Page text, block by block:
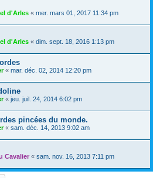
d'Arles « mer. mars 01, 2017 11:34 pm
d'Arles « dim. sept. 18, 2016 1:13 pm
« mar. déc. 02, 2014 12:20 pm
« jeu. juil. 24, 2014 6:02 pm
pincées du monde.
« sam. déc. 14, 2013 9:02 am
Cavalier « sam. nov. 16, 2013 7:11 pm